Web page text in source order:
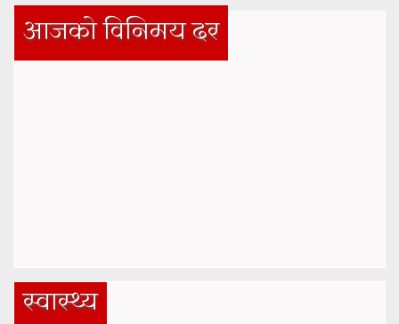
आजको विनिमय दर
स्वास्थ्य